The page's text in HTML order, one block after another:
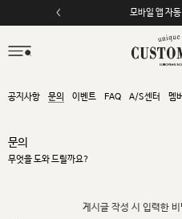
모바일 앱 자
공지사항 문의 이벤트 FAQ A/S센터 멤
문의
무엇을 도와 드릴까요?
게시글 작성 시 입력한